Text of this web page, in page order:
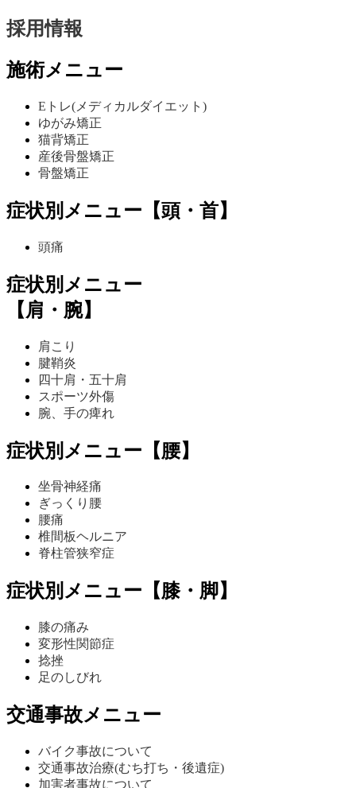
採用情報
施術メニュー
Eトレ(メディカルダイエット)
ゆがみ矯正
猫背矯正
産後骨盤矯正
骨盤矯正
症状別メニュー【頭・首】
頭痛
症状別メニュー
【肩・腕】
肩こり
腱鞘炎
四十肩・五十肩
スポーツ外傷
腕、手の痺れ
症状別メニュー【腰】
坐骨神経痛
ぎっくり腰
腰痛
椎間板ヘルニア
脊柱管狭窄症
症状別メニュー【膝・脚】
膝の痛み
変形性関節症
捻挫
足のしびれ
交通事故メニュー
バイク事故について
交通事故治療(むち打ち・後遺症)
加害者事故について